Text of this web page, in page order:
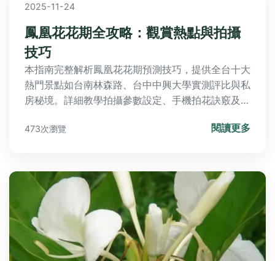
2025-11-24
鳳凰花花期全攻略：觀賞熱點與拍攝
技巧
本指南完整解析鳳凰花花期預測技巧，提供全台十大
熱門景點如台南林森路、台中中興大學實測評比與私
房秘境。詳細教學拍攝參數設定、手機拍花訣竅及雨
單。避開人潮、掌握滿開時間，輕鬆規劃追花行程！
473次瀏覽 閱讀更多